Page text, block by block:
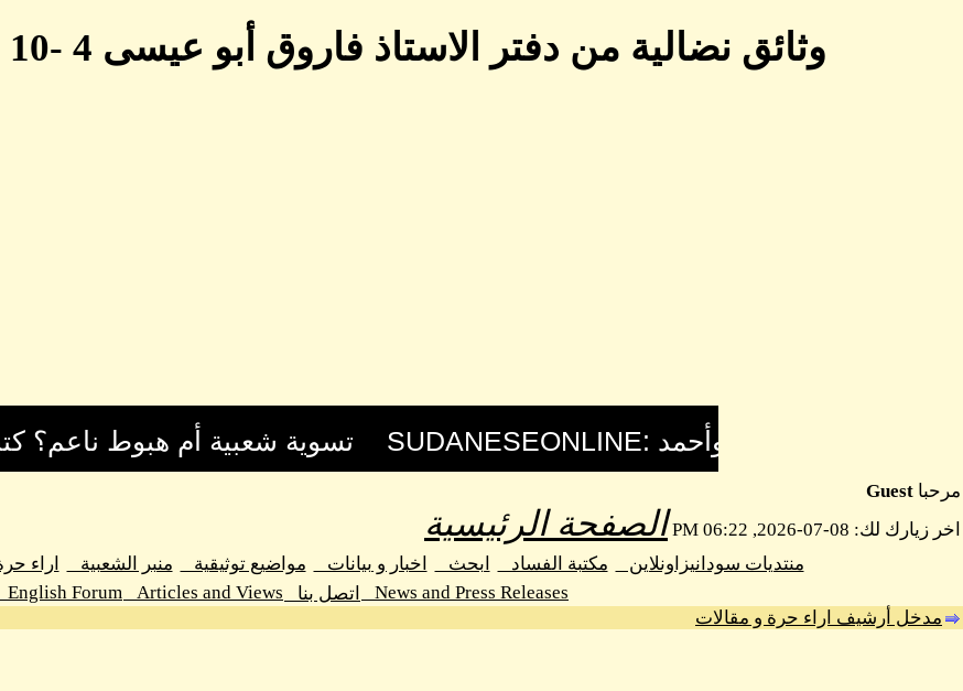
وثائق نضالية من دفتر الاستاذ فاروق أبو عيسى 4 -10 بقلم بدوي تاجو المحامي
مرحبا Guest
اخر زيارك لك: 08-07-2026, 06:22 PM
الصفحة الرئيسية
منتديات سودانيزاونلاين مكتبة الفساد ابحث اخبار و بيانات مواضيع توثيقية منبر الشعبية اراء
News and Press Releases
اتصل بنا Articles and Views
English Forum
مدخل أرشيف اراء حرة و مقالات